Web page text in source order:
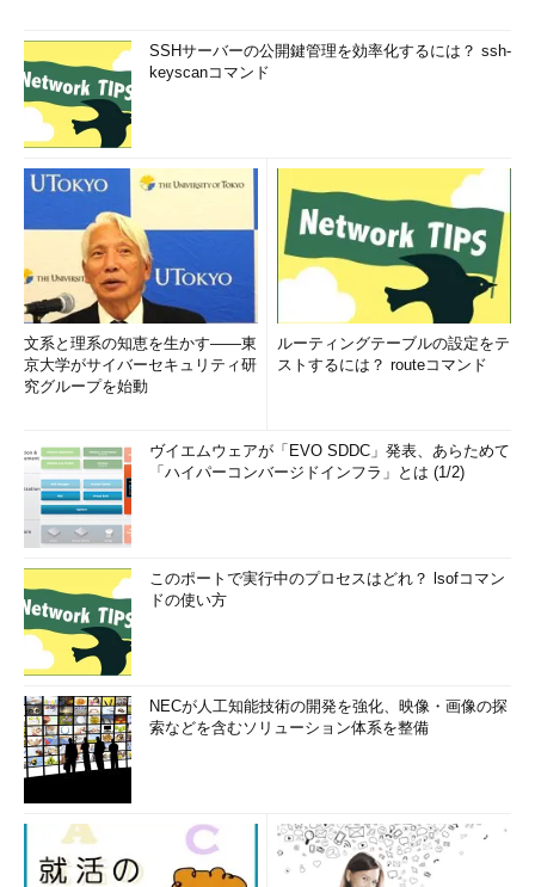
SSHサーバーの公開鍵管理を効率化するには？ ssh-
keyscanコマンド
文系と理系の知恵を生かす――東
京大学がサイバーセキュリティ研
究グループを始動
ルーティングテーブルの設定をテ
ストするには？ routeコマンド
ヴイエムウェアが「EVO SDDC」発表、あらためて
「ハイパーコンバージドインフラ」とは (1/2)
このポートで実行中のプロセスはどれ？ lsofコマン
ドの使い方
NECが人工知能技術の開発を強化、映像・画像の探
索などを含むソリューション体系を整備